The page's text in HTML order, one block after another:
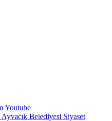
Youtube
Ayvacık Belediyesi Siyaset